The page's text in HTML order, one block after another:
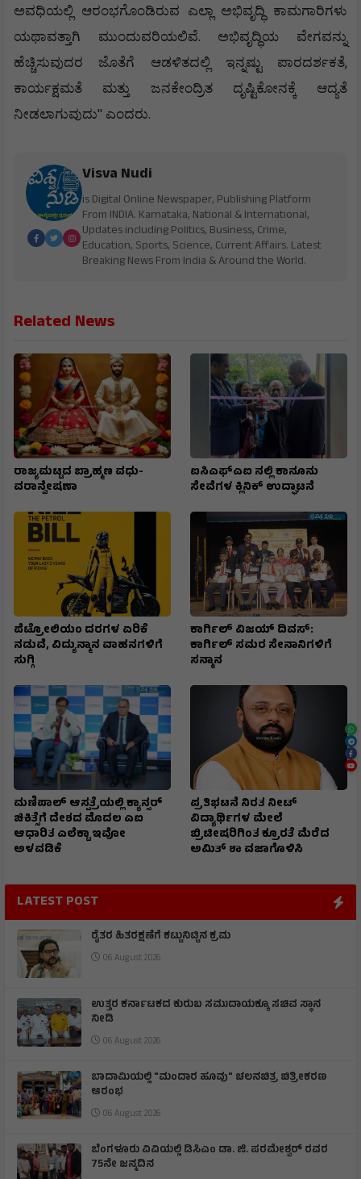
ಅವಧಿಯಲ್ಲಿ
ಆರಂಭಗೊಂಡಿರುವ ಎಲ್ಲಾ ಅಭಿವೃದ್ಧಿ
ಕಾಮಗಾರಿಗಳು
ಯಥಾವತ್ತಾಗಿ
ಮುಂದುವರಿಯಲಿವೆ. ಅಭಿವೃದ್ಧಿಯ
ವೇಗವನ್ನು
ಹೆಚ್ಚಿಸುವುದರ
ಜೊತೆಗೆ ಆಡಳಿತದಲ್ಲಿ ಇನ್ನಷ್ಟು ಪಾರದರ್ಶಕತೆ,
ಕಾರ್ಯಕ್ಷಮತೆ ಮತ್ತು ಜನಕೇಂದ್ರಿತ ದೃಷ್ಟಿಕೋನಕ್ಕೆ
ಆದ್ಯತೆ
ನೀಡಲಾಗುವುದು" ಎಂದರು.
Visva Nudi
is Digital Online Newspaper, Publishing Platform
From INDIA. Karnataka, National & International,
Updates including Politics, Business, Crime,
Education, Sports, Science, Current Affairs. Latest
Breaking News From India & Around the World.
Related News
ರಾಜ್ಯಮಟ್ಟದ ಬ್ರಾಹ್ಮಣ ವಧು-
ವರಾನ್ವೇಷಣಾ
ಐಸಿಎಫ್ಎಐ ನಲ್ಲಿ ಕಾನೂನು
ಸೇವೆಗಳ ಕ್ಲಿನಿಕ್ ಉದ್ಘಾಟನೆ
ಪೆಟ್ರೋಲಿಯಂ ದರಗಳ ಏರಿಕೆ
ನಡುವೆ, ವಿದ್ಯುನ್ಮಾನ ವಾಹನಗಳಿಗೆ
ಸುಗ್ಗಿ
ಕಾರ್ಗಿಲ್ ವಿಜಯ್ ದಿವಸ್:
ಕಾರ್ಗಿಲ್ ಸಮರ ಸೇನಾನಿಗಳಿಗೆ
ಸನ್ಮಾನ
ಮಣಿಪಾಲ್ ಆಸ್ಪತ್ರೆಯಲ್ಲಿ ಕ್ಯಾನ್ಸರ್
ಚಿಕಿತ್ಸೆಗೆ ದೇಶದ ಮೊದಲ ಎಐ
ಆಧಾರಿತ ಎಲೆಕ್ಟಾ ಇವೋ
ಅಳವಡಿಕೆ
ಪ್ರತಿಭಟನೆ ನಿರತ ನೀಟ್
ವಿದ್ಯಾರ್ಥಿಗಳ ಮೇಲೆ
ಬ್ರಿಟೀಷರಿಗಿಂತ ಕ್ರೂರತೆ ಮೆರೆದ
ಅಮಿತ್ ಶಾ ವಜಾಗೊಳಿಸಿ
LATEST POST
ರೈತರ ಹಿತರಕ್ಷಣೆಗೆ ಕಟ್ಟುನಿಟ್ಟಿನ ಕ್ರಮ
06 August 2026
ಉತ್ತರ ಕರ್ನಾಟಕದ ಕುರುಬ ಸಮುದಾಯಕ್ಕೂ ಸಚಿವ ಸ್ಥಾನ
ನೀಡಿ
06 August 2026
ಬಾದಾಮಿಯಲ್ಲಿ "ಮಂದಾರ ಹೂವು" ಚಲನಚಿತ್ರ ಚಿತ್ರೀಕರಣ
ಆರಂಭ
06 August 2026
ಬೆಂಗಳೂರು ವಿವಿಯಲ್ಲಿ ಡಿಸಿಎಂ ಡಾ. ಜಿ. ಪರಮೇಶ್ವರ್ ರವರ
75ನೇ ಜನ್ಮದಿನ